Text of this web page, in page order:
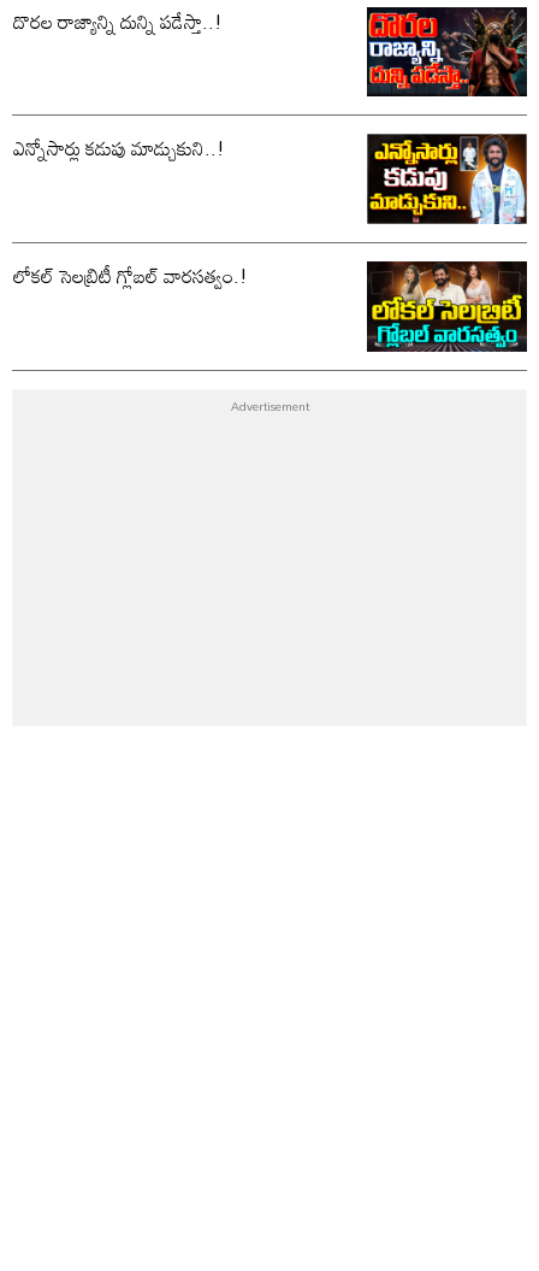
దొరల రాజ్యాన్ని దున్ని పడేస్తా..!
ఎన్నోసార్లు కడుపు మాడ్చుకుని..!
లోకల్ సెలబ్రిటీ గ్లోబల్ వారసత్వం.!